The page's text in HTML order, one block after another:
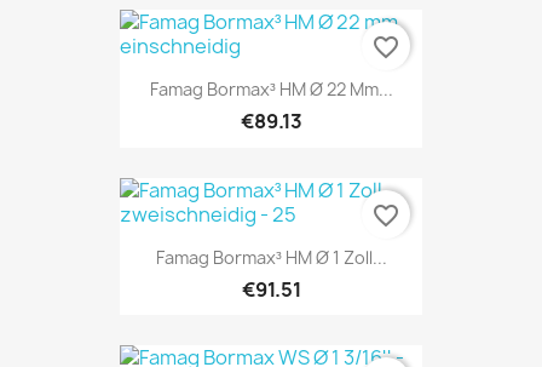
Famag Bormax³ HM Ø 22 Mm...
€89.13
favorite_border
Famag Bormax³ HM Ø 1 Zoll...
€91.51
favorite_border